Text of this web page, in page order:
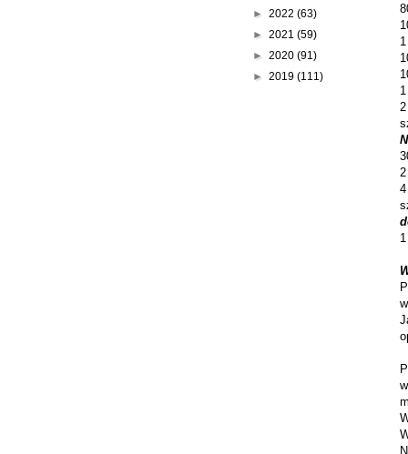
► 2022 (63)
► 2021 (59)
► 2020 (91)
► 2019 (111)